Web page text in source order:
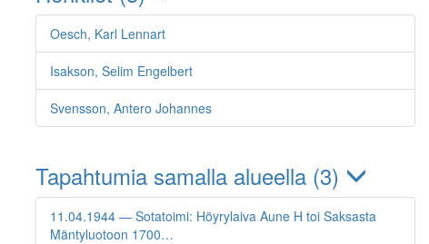
Oesch, Karl Lennart
Isakson, Selim Engelbert
Svensson, Antero Johannes
Tapahtumia samalla alueella (3)
11.04.1944 — Sotatoimi: Höyrylaiva Aune H toi Saksasta
Mäntyluotoon 1700…